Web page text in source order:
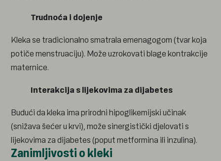
Trudnoća i dojenje
Kleka se tradicionalno smatrala emenagogom (tvar koja
potiče menstruaciju). Može uzrokovati blage kontrakcije
maternice.
Interakcija s lijekovima za dijabetes
Budući da kleka ima prirodni hipoglikemijski učinak
(snižava šećer u krvi), može sinergistički djelovati s
lijekovima za dijabetes (poput metformina ili inzulina).
Zanimljivosti o kleki